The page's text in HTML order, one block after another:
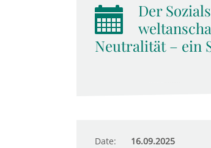
Der
Neutralität – ein
Date: 16.09.2025